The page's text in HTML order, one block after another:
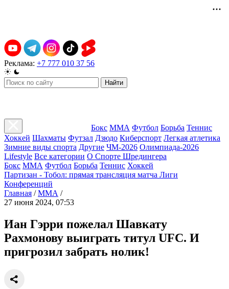
Реклама: +7 777 010 37 56
Найти
Бокс ММА Футбол Борьба Теннис
Хоккей Шахматы Футзал Дзюдо Киберспорт Легкая атлетика
Зимние виды спорта Другие ЧМ-2026 Олимпиада-2026
Lifestyle Все категории О Спорте Шредингера
Бокс ММА Футбол Борьба Теннис Хоккей
Партизан - Тобол: прямая трансляция матча Лиги
Конференций
Главная / ММА /
27 июня 2024, 07:53
Иан Гэрри пожелал Шавкату
Рахмонову выиграть титул UFC. И
пригрозил забрать нолик!